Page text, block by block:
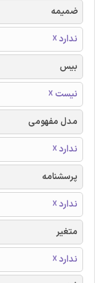
ضمیمه
ندارد ☓
بیس
نیست ☓
مدل مفهومی
ندارد ☓
پرسشنامه
ندارد ☓
متغیر
ندارد ☓